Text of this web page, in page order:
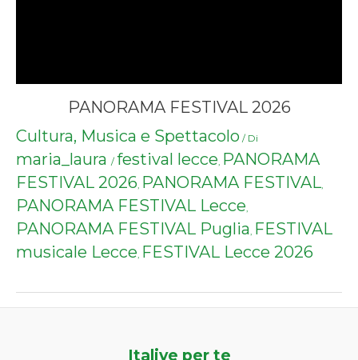
PANORAMA FESTIVAL 2026
Cultura, Musica e Spettacolo / Di
maria_laura / festival lecce, PANORAMA
FESTIVAL 2026, PANORAMA FESTIVAL,
PANORAMA FESTIVAL Lecce,
PANORAMA FESTIVAL Puglia, FESTIVAL
musicale Lecce, FESTIVAL Lecce 2026
Italive per te